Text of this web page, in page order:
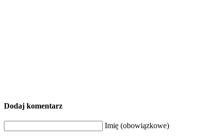
Dodaj komentarz
Imię (obowiązkowe)